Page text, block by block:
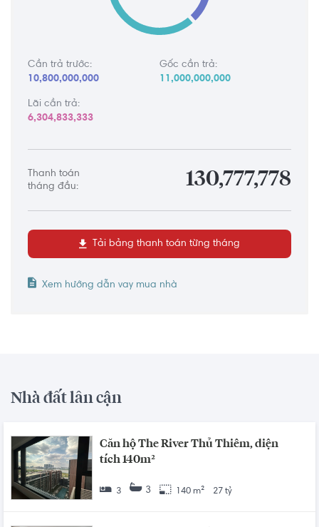
Cần trả trước:
10,800,000,000
Gốc cần trả:
11,000,000,000
Lãi cần trả:
6,304,833,333
Thanh toán
tháng đầu:
130,777,778
Tải bảng thanh toán từng tháng
Xem hướng dẫn vay mua nhà
Nhà đất lân cận
Căn hộ The River Thủ Thiêm, diện
tích 140m²
3 3 140 m² 27 tỷ